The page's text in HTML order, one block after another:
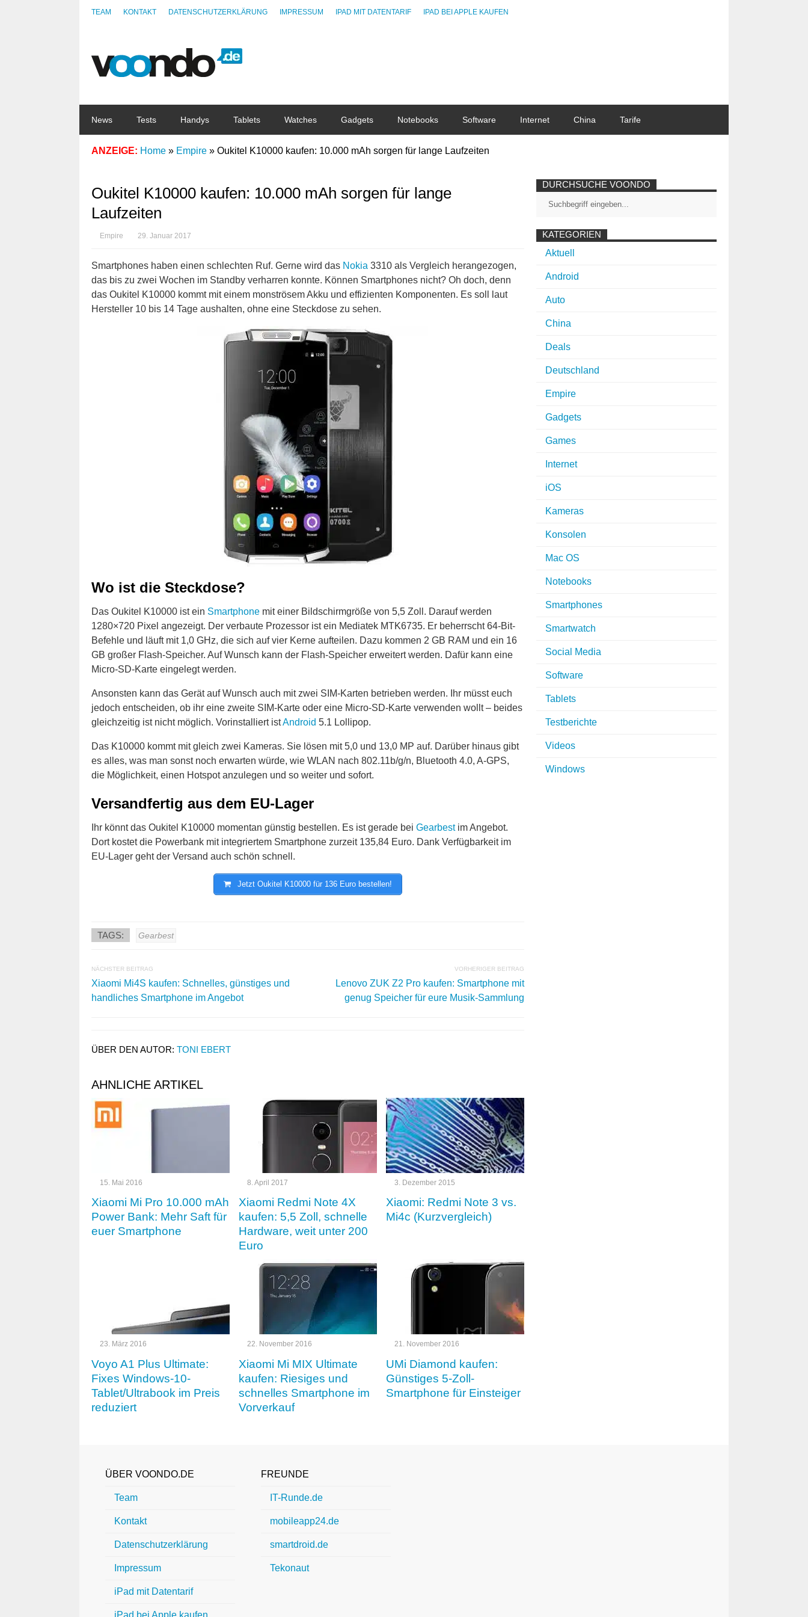
TEAM KONTAKT DATENSCHUTZERKLÄRUNG IMPRESSUM IPAD MIT DATENTARIF IPAD BEI APPLE KAUFEN
News Tests Handys Tablets Watches Gadgets Notebooks Software Internet China Tarife
ANZEIGE: Home » Empire » Oukitel K10000 kaufen: 10.000 mAh sorgen für lange Laufzeiten
Oukitel K10000 kaufen: 10.000 mAh sorgen für lange
Laufzeiten
Empire 29. Januar 2017
Smartphones haben einen schlechten Ruf. Gerne wird das Nokia 3310 als Vergleich herangezogen,
das bis zu zwei Wochen im Standby verharren konnte. Können Smartphones nicht? Oh doch, denn
das Oukitel K10000 kommt mit einem monströsem Akku und effizienten Komponenten. Es soll laut
Hersteller 10 bis 14 Tage aushalten, ohne eine Steckdose zu sehen.
Wo ist die Steckdose?
Das Oukitel K10000 ist ein Smartphone mit einer Bildschirmgröße von 5,5 Zoll. Darauf werden
1280×720 Pixel angezeigt. Der verbaute Prozessor ist ein Mediatek MTK6735. Er beherrscht 64-Bit-
Befehle und läuft mit 1,0 GHz, die sich auf vier Kerne aufteilen. Dazu kommen 2 GB RAM und ein 16
GB großer Flash-Speicher. Auf Wunsch kann der Flash-Speicher erweitert werden. Dafür kann eine
Micro-SD-Karte eingelegt werden.
Ansonsten kann das Gerät auf Wunsch auch mit zwei SIM-Karten betrieben werden. Ihr müsst euch
jedoch entscheiden, ob ihr eine zweite SIM-Karte oder eine Micro-SD-Karte verwenden wollt – beides
gleichzeitig ist nicht möglich. Vorinstalliert istAndroid 5.1 Lollipop.
Das K10000 kommt mit gleich zwei Kameras. Sie lösen mit 5,0 und 13,0 MP auf. Darüber hinaus gibt
es alles, was man sonst noch erwarten würde, wie WLAN nach 802.11b/g/n, Bluetooth 4.0, A-GPS,
die Möglichkeit, einen Hotspot anzulegen und so weiter und sofort.
Versandfertig aus dem EU-Lager
Ihr könnt das Oukitel K10000 momentan günstig bestellen. Es ist gerade bei Gearbestim Angebot.
Dort kostet die Powerbank mit integriertem Smartphone zurzeit 135,84 Euro. Dank Verfügbarkeit im
EU-Lager geht der Versand auch schön schnell.
Jetzt Oukitel K10000 für 136 Euro bestellen!
TAGS: Gearbest
NÄCHSTER BEITRAG
Xiaomi Mi4S kaufen: Schnelles, günstiges und
handliches Smartphone im Angebot
VORHERIGER BEITRAG
Lenovo ZUK Z2 Pro kaufen: Smartphone mit
genug Speicher für eure Musik-Sammlung
ÜBER DEN AUTOR: TONI EBERT
AHNLICHE ARTIKEL
15. Mai 2016
Xiaomi Mi Pro 10.000 mAh
Power Bank: Mehr Saft für
euer Smartphone
8. April 2017
Xiaomi Redmi Note 4X
kaufen: 5,5 Zoll, schnelle
Hardware, weit unter 200
Euro
3. Dezember 2015
Xiaomi: Redmi Note 3 vs.
Mi4c (Kurzvergleich)
23. März 2016
Voyo A1 Plus Ultimate:
Fixes Windows-10-
Tablet/Ultrabook im Preis
reduziert
22. November 2016
Xiaomi Mi MIX Ultimate
kaufen: Riesiges und
schnelles Smartphone im
Vorverkauf
21. November 2016
UMi Diamond kaufen:
Günstiges 5-Zoll-
Smartphone für Einsteiger
DURCHSUCHE VOONDO
KATEGORIEN
Aktuell
Android
Auto
China
Deals
Deutschland
Empire
Gadgets
Games
Internet
iOS
Kameras
Konsolen
Mac OS
Notebooks
Smartphones
Smartwatch
Social Media
Software
Tablets
Testberichte
Videos
Windows
ÜBER VOONDO.DE
Team
Kontakt
Datenschutzerklärung
Impressum
iPad mit Datentarif
iPad bei Apple kaufen
FREUNDE
IT-Runde.de
mobileapp24.de
smartdroid.de
Tekonaut